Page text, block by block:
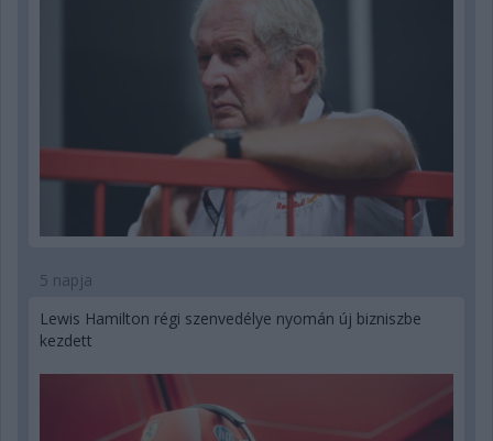
5 napja
Lewis Hamilton régi szenvedélye nyomán új bizniszbe
kezdett